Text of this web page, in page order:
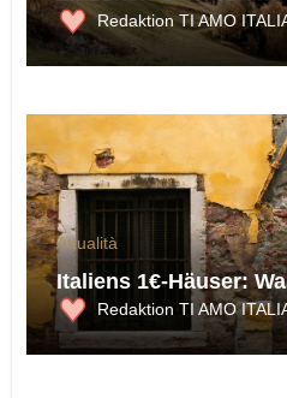
Redaktion TI AMO
Attualità
Italiens 1€-Häuser:
Redaktion TI AMO